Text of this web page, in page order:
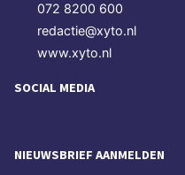
072 8200 600
redactie@xyto.nl
www.xyto.nl
SOCIAL MEDIA
NIEUWSBRIEF AANMELDEN